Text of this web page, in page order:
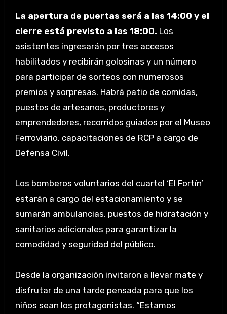
La apertura de puertas será a las 14:00 y el
cierre está previsto a las 18:00. Los
asistentes ingresarán por tres accesos
habilitados y recibirán golosinas y un número
para participar de sorteos con numerosos
premios y sorpresas. Habrá patio de comidas,
puestos de artesanos, productores y
emprendedores, recorridos guiados por el Museo
Ferroviario, capacitaciones de RCP a cargo de
Defensa Civil.
Los bomberos voluntarios del cuartel ‘El Fortín’
estarán a cargo del estacionamiento y se
sumarán ambulancias, puestos de hidratación y
sanitarios adicionales para garantizar la
comodidad y seguridad del público.
Desde la organización invitaron a llevar mate y
disfrutar de una tarde pensada para que los
niños sean los protagonistas. “Estamos